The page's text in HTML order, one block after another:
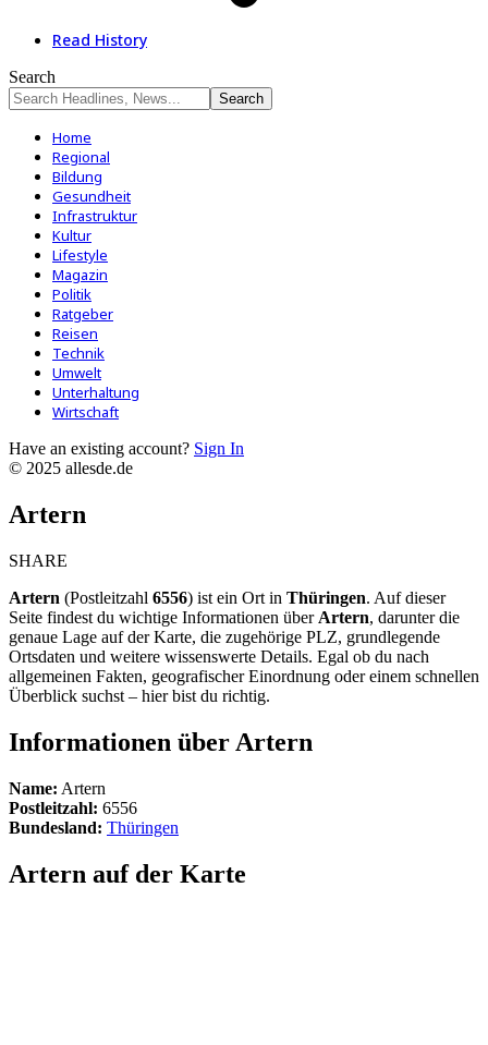
Read History
Search
Home
Regional
Bildung
Gesundheit
Infrastruktur
Kultur
Lifestyle
Magazin
Politik
Ratgeber
Reisen
Technik
Umwelt
Unterhaltung
Wirtschaft
Have an existing account? Sign In
© 2025 allesde.de
Artern
SHARE
Artern (Postleitzahl 6556) ist ein Ort in Thüringen. Auf dieser
Seite findest du wichtige Informationen über Artern, darunter die
genaue Lage auf der Karte, die zugehörige PLZ, grundlegende
Ortsdaten und weitere wissenswerte Details. Egal ob du nach
allgemeinen Fakten, geografischer Einordnung oder einem schnellen
Überblick suchst – hier bist du richtig.
Informationen über Artern
Name: Artern
Postleitzahl: 6556
Bundesland: Thüringen
Artern auf der Karte